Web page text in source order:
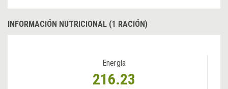
INFORMACIÓN NUTRICIONAL (1 RACIÓN)
Energía
216.23